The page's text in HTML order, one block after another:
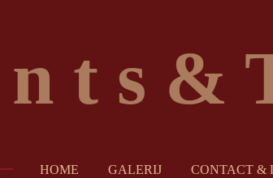
t s &
HOME GALERIJ CONTACT &